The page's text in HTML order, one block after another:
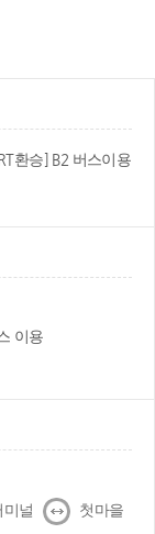
환승] B2 버스이용
이용
미널 ↔
첫마을